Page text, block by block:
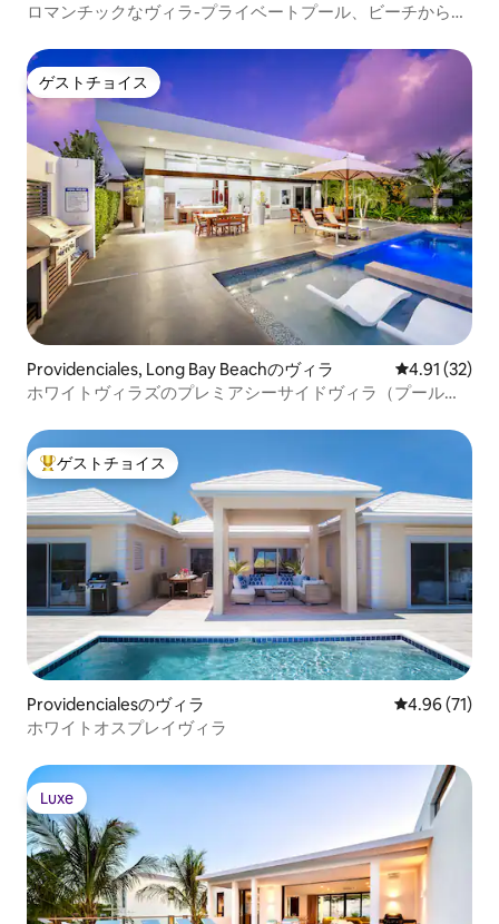
ロマンチックなヴィラ-プライベートプール、ビーチから数
ゲストチョイス
ゲストチョイス
Providenciales, Long Bay Beachのヴィラ レビュー32
4.91 (32)
ホワイトヴィラズのプレミアシーサイドヴィラ（プール付
大好評のゲストチョイスです。
ゲストチョイス
Providencialesのヴィラ レビュー71
4.96 (71)
ホワイトオスプレイヴィラ
Luxe
Luxe